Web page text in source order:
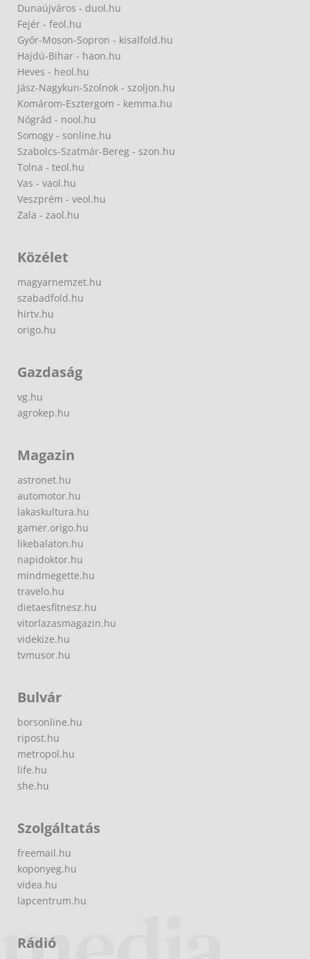
Dunaújváros - duol.hu
Fejér - feol.hu
Győr-Moson-Sopron - kisalfold.hu
Hajdú-Bihar - haon.hu
Heves - heol.hu
Jász-Nagykun-Szolnok - szoljon.hu
Komárom-Esztergom - kemma.hu
Nógrád - nool.hu
Somogy - sonline.hu
Szabolcs-Szatmár-Bereg - szon.hu
Tolna - teol.hu
Vas - vaol.hu
Veszprém - veol.hu
Zala - zaol.hu
Közélet
magyarnemzet.hu
szabadfold.hu
hirtv.hu
origo.hu
Gazdaság
vg.hu
agrokep.hu
Magazin
astronet.hu
automotor.hu
lakaskultura.hu
gamer.origo.hu
likebalaton.hu
napidoktor.hu
mindmegette.hu
travelo.hu
dietaesfitnesz.hu
vitorlazasmagazin.hu
videkize.hu
tvmusor.hu
Bulvár
borsonline.hu
ripost.hu
metropol.hu
life.hu
she.hu
Szolgáltatás
freemail.hu
koponyeg.hu
videa.hu
lapcentrum.hu
Rádió